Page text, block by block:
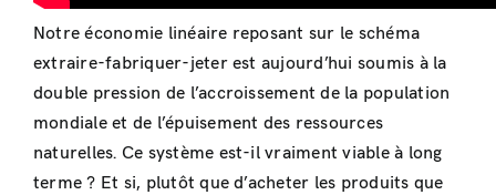
Notre économie linéaire reposant sur le schéma
extraire-fabriquer-jeter est aujourd’hui soumis à la
double pression de l’accroissement de la population
mondiale et de l’épuisement des ressources
naturelles. Ce système est-il vraiment viable à long
terme ? Et si, plutôt que d’acheter les produits que